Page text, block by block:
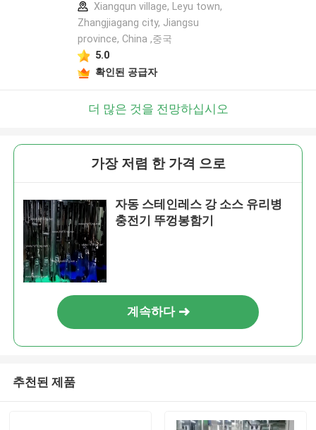
Xiangqun village, Leyu town,
Zhangjiagang city, Jiangsu
province, China ,중국
5.0
확인된 공급자
더 많은 것을 전망하십시오
가장 저렴 한 가격 으로
자동 스테인레스 강 소스 유리병
충전기 뚜껑봉함기
계속하다
추천된 제품